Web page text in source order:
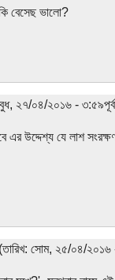
বেসেছ ভালো?
২৭/০৪/২০১৬ -
এর উদ্দেশ্য যে লাশ
সোম, ২৫/০৪/২০১৬